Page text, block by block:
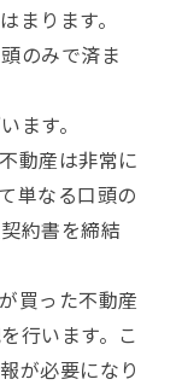
まります。
のみで済ま
ます。
動産は非常に
単なる口頭の
約書を締結
買った不動産
行います。こ
が必要になり